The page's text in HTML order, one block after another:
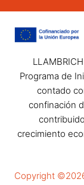
Programa de
contado
confinación
crecimiento
Copyright